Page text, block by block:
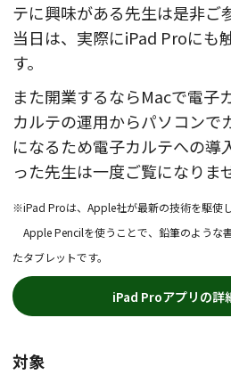
テに興味がある先生は是非ご
当日は、実際にiPad Proにも
す。
また開業するならMacで電子
カルテの運用からパソコンで
になるため電子カルテへの導
った先生は一度ご覧になりま
※iPad Proは、Apple社が最新の技術を駆使し
Apple Pencilを使うことで、鉛筆のような
たタブレットです。
iPad Proアプリの詳
対象